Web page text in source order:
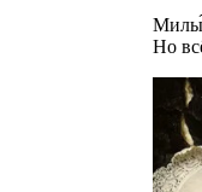
Милы́
Но